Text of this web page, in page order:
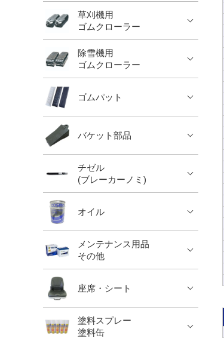
草刈機用
ゴムクローラー
除雪機用
ゴムクローラー
ゴムパット
バケット部品
チゼル
(ブレーカーノミ)
オイル
メンテナンス用品
その他
座席・シート
塗料スプレー
塗料缶